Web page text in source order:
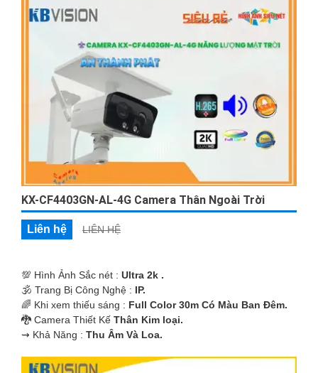
KX-CF4403GN-AL-4G Camera Thân Ngoài Trời
Liên hệ LIÊN HỆ
💯 Hình Ảnh Sắc nét : Ultra 2k .
🕉️ Trang Bị Công Nghệ : IP.
🌈 Khi xem thiếu sáng : Full Color 30m Có Màu Ban Ðêm.
🐉️ Camera Thiết Kế Thân Kim loại.
️⇝ Khả Năng : Thu Âm Và Loa.